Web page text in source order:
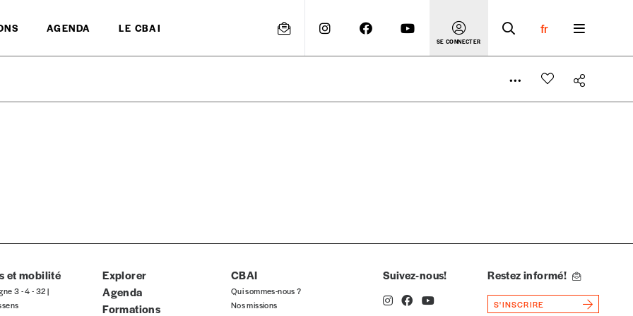
AGENDA LE CBAI
SE CONNECTER
fr
indicatif. De cette manière, vous soutenez le travail de l’équipe de rédaction selon vos moyens et vos motivations.
et mobilité
3 - 4 - 32 |
Explorer
Agenda
Formations
CBAI
Qui sommes-nous ?
Nos missions
Suivez-nous! Restez informé!
S'INSCRIRE